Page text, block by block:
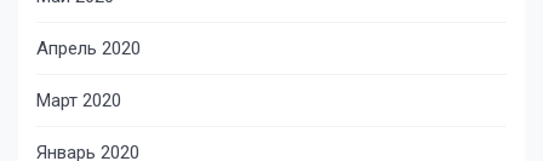
Апрель 2020
Март 2020
Январь 2020